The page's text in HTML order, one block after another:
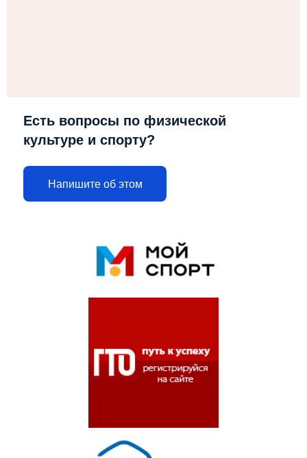
Есть вопросы по физической
культуре и спорту?
Напишите об этом